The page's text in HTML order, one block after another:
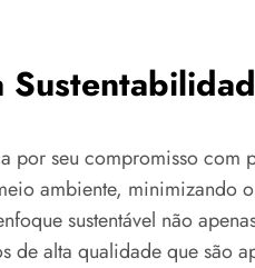
por seu compromisso com
ambiente, minimizando
sustentável não
de alta qualidade que são